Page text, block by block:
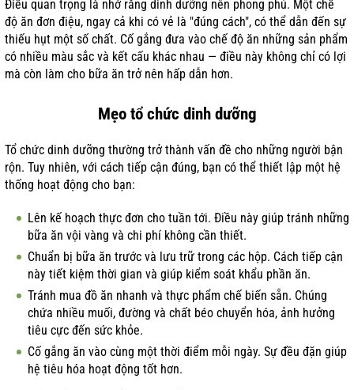
Điều quan trọng là nhớ rằng dinh dưỡng nên phong phú. Một chế
độ ăn đơn điệu, ngay cả khi có vẻ là "đúng cách", có thể dẫn đến sự
thiếu hụt một số chất. Cố gắng đưa vào chế độ ăn những sản phẩm
có nhiều màu sắc và kết cấu khác nhau — điều này không chỉ có lợi
mà còn làm cho bữa ăn trở nên hấp dẫn hơn.
Mẹo tổ chức dinh dưỡng
Tổ chức dinh dưỡng thường trở thành vấn đề cho những người bận
rộn. Tuy nhiên, với cách tiếp cận đúng, bạn có thể thiết lập một hệ
thống hoạt động cho bạn:
Lên kế hoạch thực đơn cho tuần tới. Điều này giúp tránh những
bữa ăn vội vàng và chi phí không cần thiết.
Chuẩn bị bữa ăn trước và lưu trữ trong các hộp. Cách tiếp cận
này tiết kiệm thời gian và giúp kiểm soát khẩu phần ăn.
Tránh mua đồ ăn nhanh và thực phẩm chế biến sẵn. Chúng
chứa nhiều muối, đường và chất béo chuyển hóa, ảnh hưởng
tiêu cực đến sức khỏe.
Cố gắng ăn vào cùng một thời điểm mỗi ngày. Sự đều đặn giúp
hệ tiêu hóa hoạt động tốt hơn.